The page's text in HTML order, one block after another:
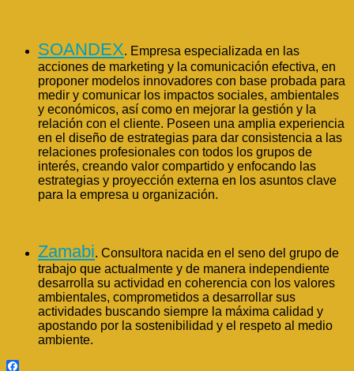
SOANDEX. Empresa especializada en las
acciones de marketing y la comunicación efectiva, en
proponer modelos innovadores con base probada para
medir y comunicar los impactos sociales, ambientales
y económicos, así como en mejorar la gestión y la
relación con el cliente. Poseen una amplia experiencia
en el diseño de estrategias para dar consistencia a las
relaciones profesionales con todos los grupos de
interés, creando valor compartido y enfocando las
estrategias y proyección externa en los asuntos clave
para la empresa u organización.
Zamabi. Consultora nacida en el seno del grupo de
trabajo que actualmente y de manera independiente
desarrolla su actividad en coherencia con los valores
ambientales, comprometidos a desarrollar sus
actividades buscando siempre la máxima calidad y
apostando por la sostenibilidad y el respeto al medio
ambiente.